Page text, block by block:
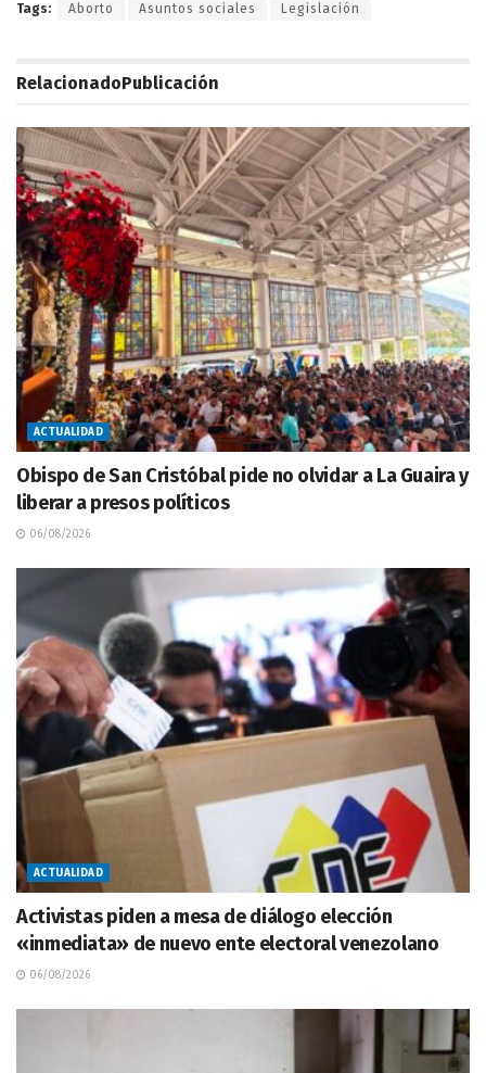
Tags: Aborto Asuntos sociales Legislación
RelacionadoPublicación
ACTUALIDAD
Obispo de San Cristóbal pide no olvidar a La Guaira y
liberar a presos políticos
06/08/2026
ACTUALIDAD
Activistas piden a mesa de diálogo elección
«inmediata» de nuevo ente electoral venezolano
06/08/2026